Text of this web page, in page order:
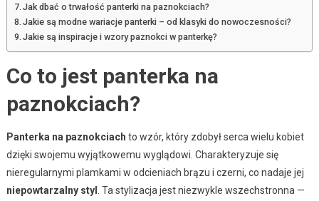
Jak dbać o trwałość panterki na paznokciach?
Jakie są modne wariacje panterki – od klasyki do nowoczesności?
Jakie są inspiracje i wzory paznokci w panterkę?
Co to jest panterka na
paznokciach?
Panterka na paznokciach to wzór, który zdobył serca wielu kobiet
dzięki swojemu wyjątkowemu wyglądowi. Charakteryzuje się
nieregularnymi plamkami w odcieniach brązu i czerni, co nadaje jej
niepowtarzalny styl
. Ta stylizacja jest niezwykle wszechstronna —